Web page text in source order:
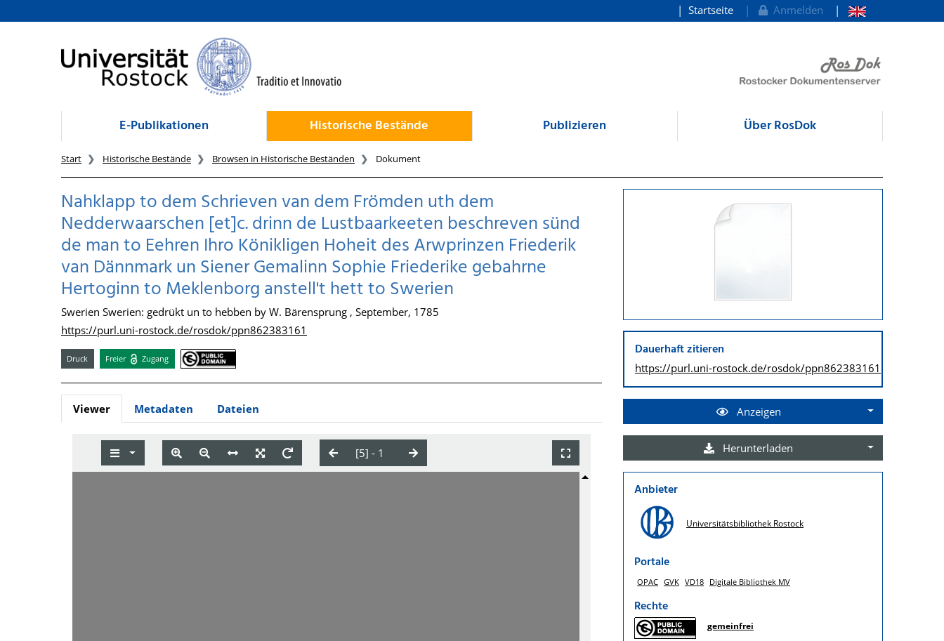
zum Inhalt
Startseite Anmelden
E-Publikationen Historische Bestände Publizieren Über RosDok
Start Historische Bestände Browsen in Historische Beständen Dokument
Nahklapp to dem Schrieven van dem Frömden uth dem
Nedderwaarschen [et]c. drinn de Lustbaarkeeten beschreven sünd
de man to Eehren Ihro Könikligen Hoheit des Arwprinzen Friederik
van Dännmark un Siener Gemalinn Sophie Friederike gebahrne
Hertoginn to Meklenborg anstell't hett to Swerien
Swerien Swerien: gedrükt un to hebben by W. Bärensprung , September, 1785
https://purl.uni-rostock.de/rosdok/ppn862383161
Druck Freier Zugang
Viewer Metadaten Dateien
Dauerhaft zitieren
https://purl.uni-rostock.de/rosdok/ppn862383161
Anzeigen
Herunterladen
Anbieter
Universitätsbibliothek Rostock
Portale
OPAC GVK VD18 Digitale Bibliothek MV
Rechte
gemeinfrei